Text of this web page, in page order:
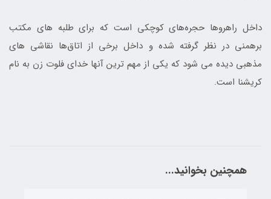
داخل راهروها حجره‌هاى كوچكى است كه براى طلبه‌ هاى مكتب
برهمنى در نظر گرفته شده و داخل برخى از اتاق‌ها نقاشى‌ هاى
مذهبى دیده مى‌ شود كه یكى از مهم ‌ترین آنها خداى فلوت‌ زن به نام
كریشنا است.
همچنین بخوانید...